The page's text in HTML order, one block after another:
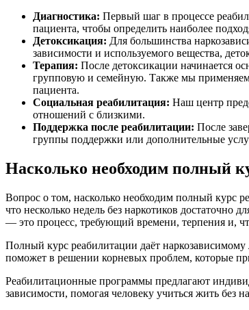
Диагностика: Первый шаг в процессе
пациента, чтобы определить наиболее
Детоксикация: Для большинства
зависимости и используемого вещества,
Терапия: После детоксикации начинается
групповую и семейную. Также мы применяем
пациента.
Социальная реабилитация: Наш центр
отношений с близкими.
Поддержка после реабилитации: После
группы поддержки или дополнительные
Насколько необходим полный
Вопрос о том, насколько необходим полный курс
что несколько недель без наркотиков
— это процесс, требующий времени, терпения и,
Полный курс реабилитации даёт
поможет в решении корневых проблем, которые
Реабилитационные программы предлагают
зависимости, помогая человеку учиться жить без